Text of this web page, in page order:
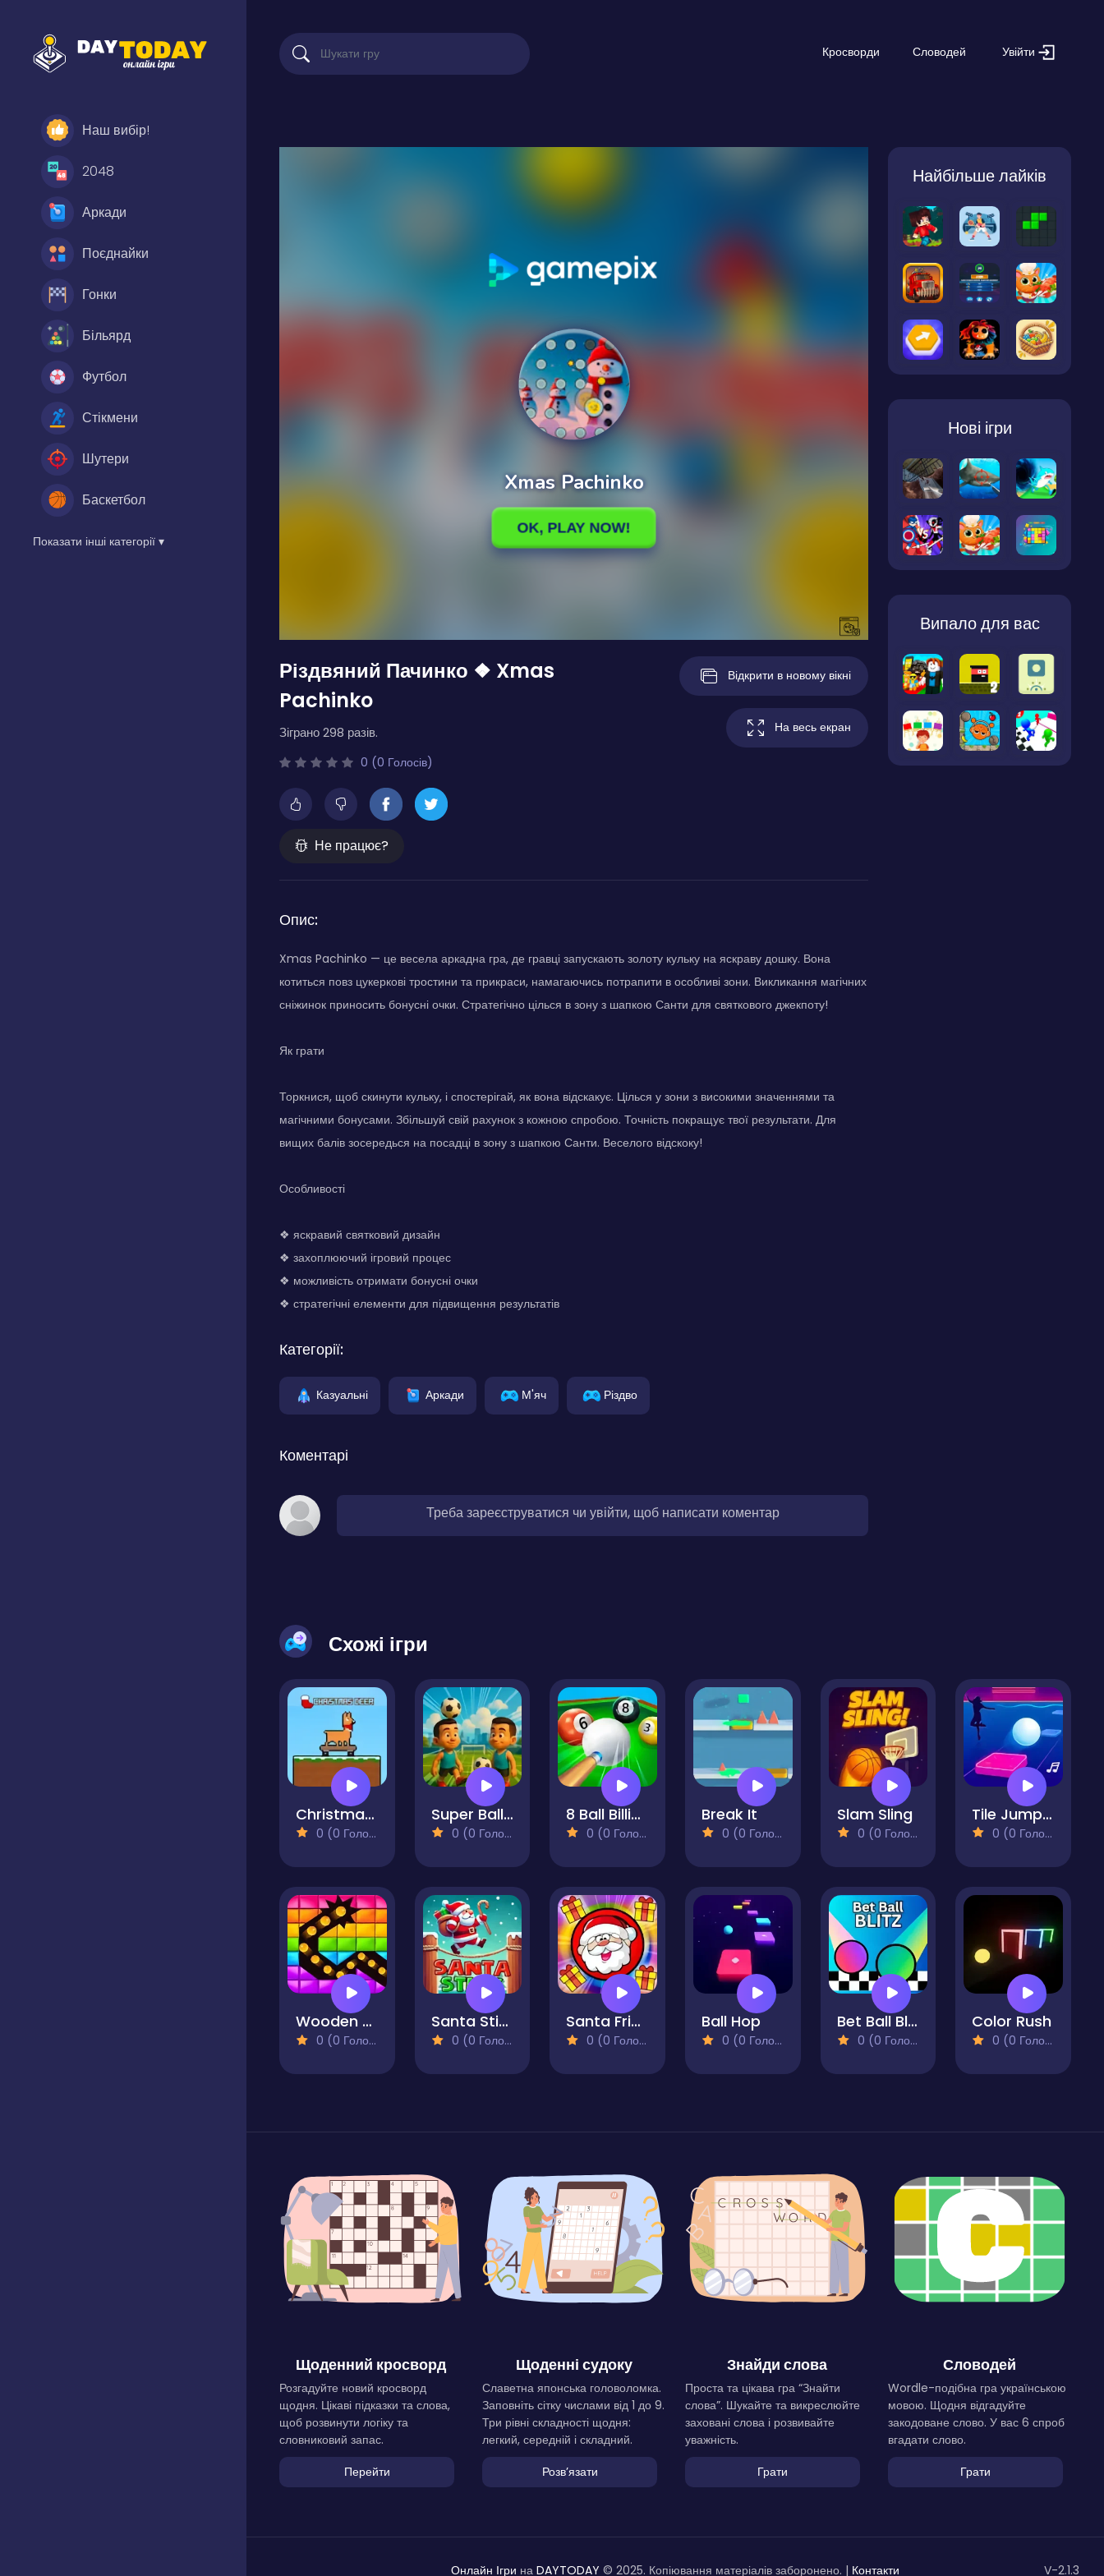
Наш вибір!
2048
Аркади
Поєднайки
Гонки
Більярд
Футбол
Стікмени
Шутери
Баскетбол
Показати інші категорії ▾
Кросворди Словодей Увійти
Різдвяний Пачинко ❖ Xmas
Pachinko
Зіграно 298 разів.
0 (0 Голосів)
Не працює?
Відкрити в новому вікні
На весь екран
Опис:
Xmas Pachinko — це весела аркадна гра, де гравці запускають золоту кульку на яскраву дошку. Вона
котиться повз цукеркові тростини та прикраси, намагаючись потрапити в особливі зони. Викликання магічних
сніжинок приносить бонусні очки. Стратегічно цілься в зону з шапкою Санти для святкового джекпоту!
Як грати
Торкнися, щоб скинути кульку, і спостерігай, як вона відскакує. Цілься у зони з високими значеннями та
магічними бонусами. Збільшуй свій рахунок з кожною спробою. Точність покращує твої результати. Для
вищих балів зосередься на посадці в зону з шапкою Санти. Веселого відскоку!
Особливості
❖ яскравий святковий дизайн
❖ захоплюючий ігровий процес
❖ можливість отримати бонусні очки
❖ стратегічні елементи для підвищення результатів
Категорії:
Казуальні Аркади М'яч Різдво
Коментарі
Треба зареєструватися чи увійти, щоб написати коментар
Найбільше лайків
Нові ігри
Випало для вас
Схожі ігри
Christmas Deer
0 (0 Голосів)
Super Ball Juggling Remix
0 (0 Голосів)
8 Ball Billiards
0 (0 Голосів)
Break It
0 (0 Голосів)
Slam Sling
0 (0 Голосів)
Tile Jumper 3D
0 (0 Голосів)
Wooden Bricks Vs Balls
0 (0 Голосів)
Santa Stick
0 (0 Голосів)
Santa Fright Night
0 (0 Голосів)
Ball Hop
0 (0 Голосів)
Bet Ball Blitz
0 (0 Голосів)
Color Rush
0 (0 Голосів)
Щоденний кросворд
Розгадуйте новий кросворд
щодня. Цікаві підказки та слова,
щоб розвинути логіку та
словниковий запас.
Перейти
Щоденні судоку
Славетна японська головоломка.
Заповніть сітку числами від 1 до 9.
Три рівні складності щодня:
легкий, середній і складний.
Розвʼязати
Знайди слова
Проста та цікава гра “Знайти
слова”. Шукайте та викреслюйте
заховані слова і розвивайте
уважність.
Грати
Словодей
Wordle-подібна гра українською
мовою. Щодня відгадуйте
закодоване слово. У вас 6 спроб
вгадати слово.
Грати
Онлайн Ігри на DAYTODAY © 2025. Копіювання матеріалів заборонено. | Контакти V-2.1.3